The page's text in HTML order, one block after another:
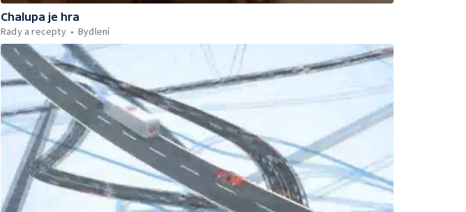
Chalupa je hra
Rady a recepty
Bydlení